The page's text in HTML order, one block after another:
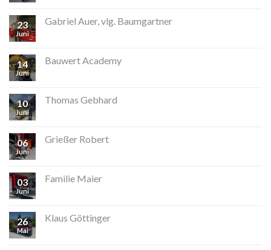
23
Juni
Gabriel Auer, vlg. Baumgartner
14
Juni
Bauwert Academy
10
Juni
Thomas Gebhard
06
Juni
Grießer Robert
03
Juni
Familie Maier
26
Mai
Klaus Göttinger